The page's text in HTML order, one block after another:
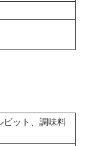
ビット、調味料